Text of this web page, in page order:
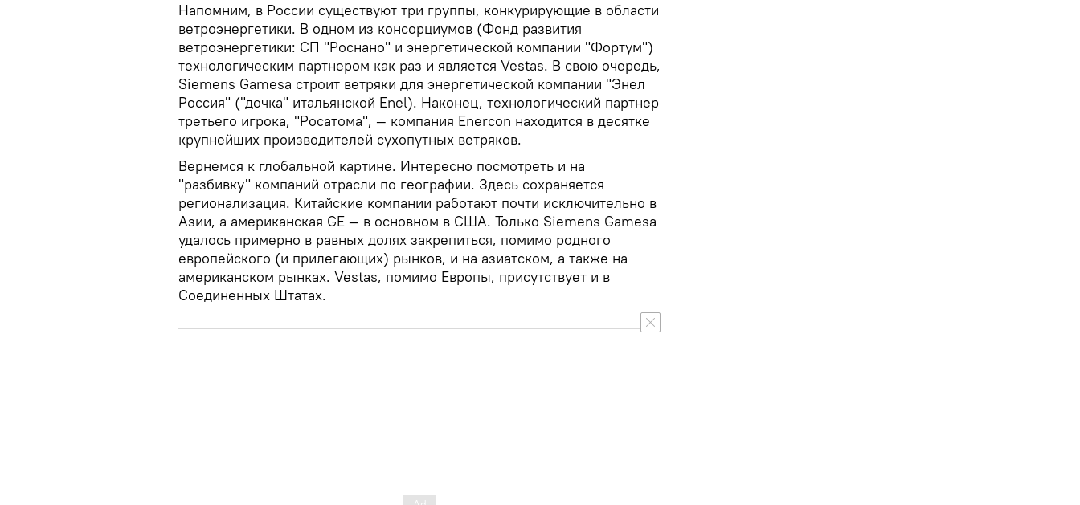
Напомним, в России существуют три группы, конкурирующие в области
ветроэнергетики. В одном из консорциумов (Фонд развития
ветроэнергетики: СП "Роснано" и энергетической компании "Фортум")
технологическим партнером как раз и является Vestas. В свою очередь,
Siemens Gamesa строит ветряки для энергетической компании "Энел
Россия" ("дочка" итальянской Enel). Наконец, технологический партнер
третьего игрока, "Росатома", — компания Enercon находится в десятке
крупнейших производителей сухопутных ветряков.
Вернемся к глобальной картине. Интересно посмотреть и на
"разбивку" компаний отрасли по географии. Здесь сохраняется
регионализация. Китайские компании работают почти исключительно в
Азии, а американская GE — в основном в США. Только Siemens Gamesa
удалось примерно в равных долях закрепиться, помимо родного
европейского (и прилегающих) рынков, и на азиатском, а также на
американском рынках. Vestas, помимо Европы, присутствует и в
Соединенных Штатах.